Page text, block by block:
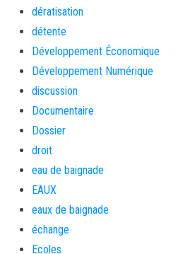
dératisation
détente
Développement Économique
Développement Numérique
discussion
Documentaire
Dossier
droit
eau de baignade
EAUX
eaux de baignade
échange
Ecoles